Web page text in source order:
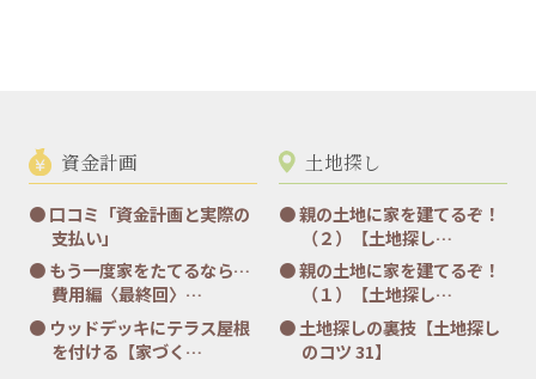
資金計画
口コミ「資金計画と実際の
支払い」
もう一度家をたてるなら…
費用編〈最終回〉…
ウッドデッキにテラス屋根
を付ける【家づく…
土地探し
親の土地に家を建てるぞ！
（２）【土地探し…
親の土地に家を建てるぞ！
（１）【土地探し…
土地探しの裏技【土地探し
のコツ 31】